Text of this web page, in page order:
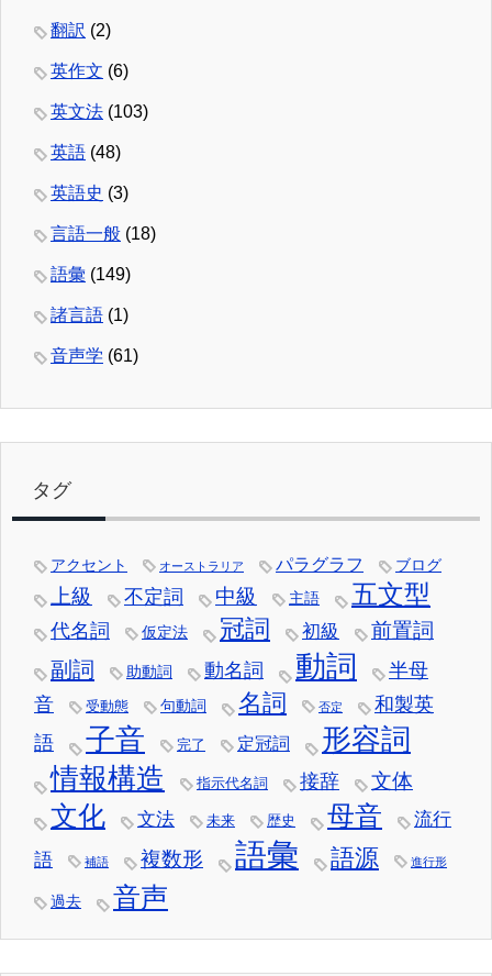
翻訳 (2)
英作文 (6)
英文法 (103)
英語 (48)
英語史 (3)
言語一般 (18)
語彙 (149)
諸言語 (1)
音声学 (61)
タグ
アクセント オーストラリア パラグラフ ブログ
上級 不定詞 中級 主語 五文型
代名詞 仮定法 冠詞 初級
前置詞
副詞
助動詞 動名詞 動詞
半母
音
受動態 句動詞 名詞 否定
和製英
語
子音 完了 定冠詞
形容詞
情報構造
指示代名詞 接辞 文体
文化 文法 未来 歴史 母音
流行
語
補語 複数形 語彙 語源 進行形
過去 音声